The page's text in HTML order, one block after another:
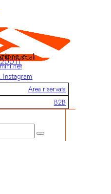
strumenti musicali
Instagram
Area riservata
B2B